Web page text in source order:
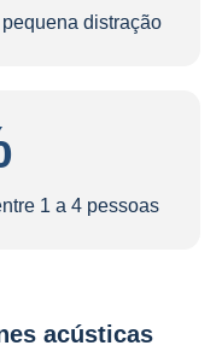
distração
1 a 4 pessoas
acústicas